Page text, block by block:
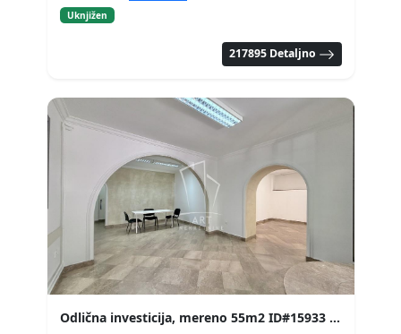
Uknjižen
217895 Detaljno
Odlična investicija, mereno 55m2 ID#15933